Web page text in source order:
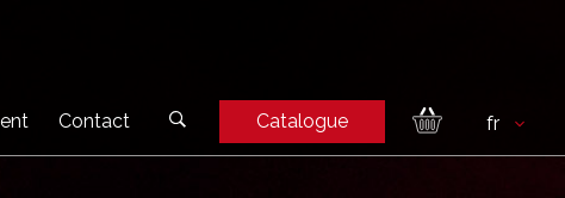
Contact Catalogue